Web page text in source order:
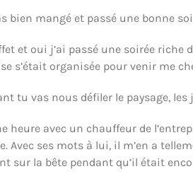
bien mangé et passé une bonne
et oui j’ai passé une soirée riche
s’était organisée pour venir me
tu vas nous défiler le paysage,
heure avec un chauffeur de
Avec ses mots à lui, il m’en a
sur la bête pendant qu’il était